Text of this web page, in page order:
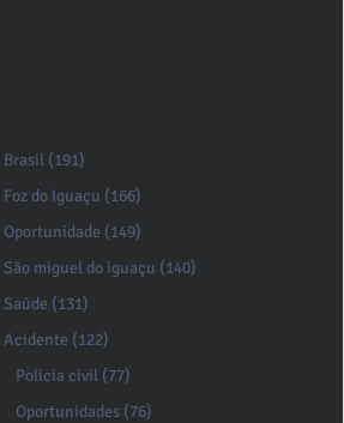
Brasil (191)
Foz do Iguaçu (166)
Oportunidade (149)
São miguel do iguaçu (140)
Saúde (131)
Acidente (122)
Policia civil (77)
Oportunidades (76)